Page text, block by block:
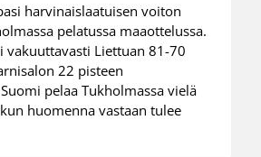
harvinaislaatuisen voiton
pelatussa maaottelussa.
vakuuttavasti Liettuan 81-70
22 pisteen
pelaa Tukholmassa vielä
huomenna vastaan tulee